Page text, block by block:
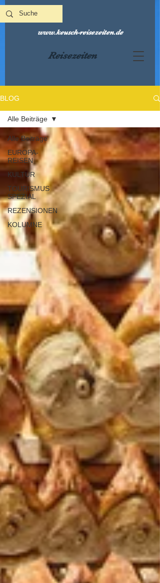
Reisezeiten
www.keusch-reisezeiten.de
BLOG
Alle Beiträge
EUROPA-
REISEN
KULTUR
TOURISMUS
SPEZIAL
REZENSIONEN
KOLUMNE
Alle Beiträge